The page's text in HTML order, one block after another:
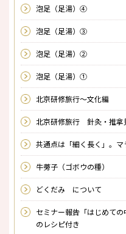
泡足（足湯）④
泡足（足湯）③
泡足（足湯）②
泡足（足湯）①
北京研修旅行～文化編
北京研修旅行 針灸・推拿
共通点は「細く長く」。
牛蒡子（ゴボウの種）
どくだみ について
セミナー報告「はじめて
のレシピ付き